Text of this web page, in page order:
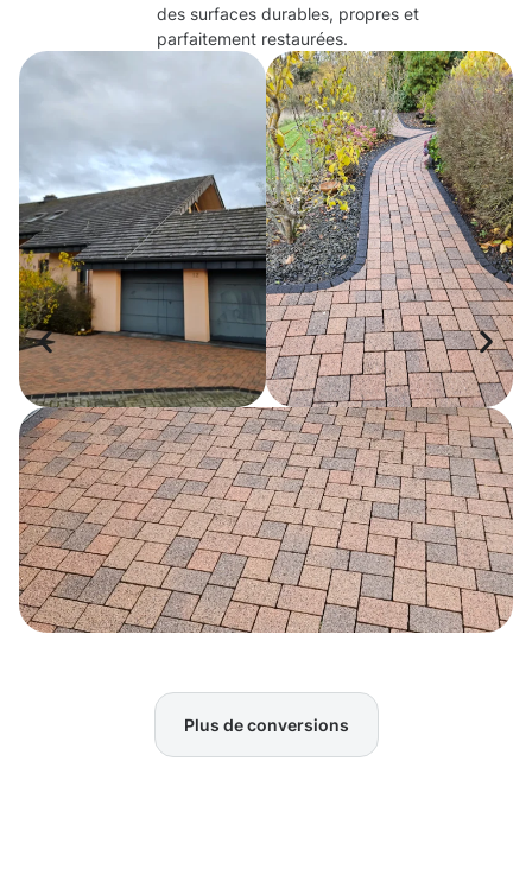
des surfaces durables, propres et
parfaitement restaurées.
Plus de conversions